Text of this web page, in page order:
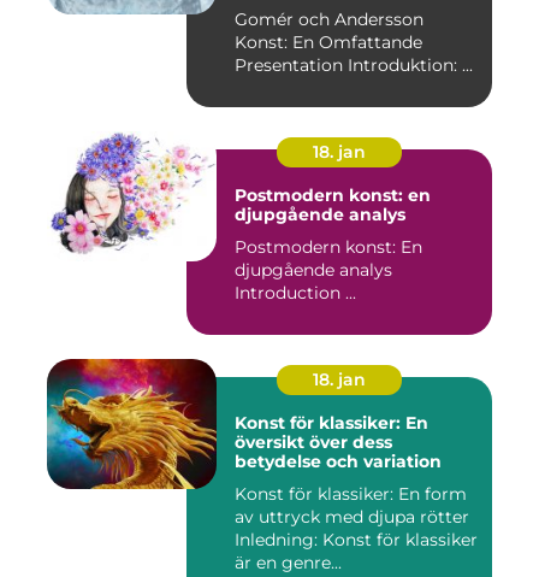
Gomér och Andersson
Konst: En Omfattande
Presentation Introduktion: ...
18. jan
Postmodern konst: en
djupgående analys
Postmodern konst: En
djupgående analys
Introduction ...
18. jan
Konst för klassiker: En
översikt över dess
betydelse och variation
Konst för klassiker: En form
av uttryck med djupa rötter
Inledning: Konst för klassiker
är en genre...